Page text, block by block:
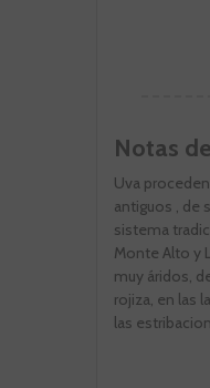
Notas
Uva
antiguos , de
sistema
Monte Alto y
muy áridos,
rojiza, en las
las